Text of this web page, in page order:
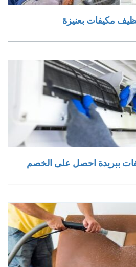
مكيفات بعنيزة
ببريدة احصل على الخصم